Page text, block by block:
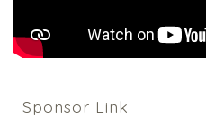
Sponsor Link